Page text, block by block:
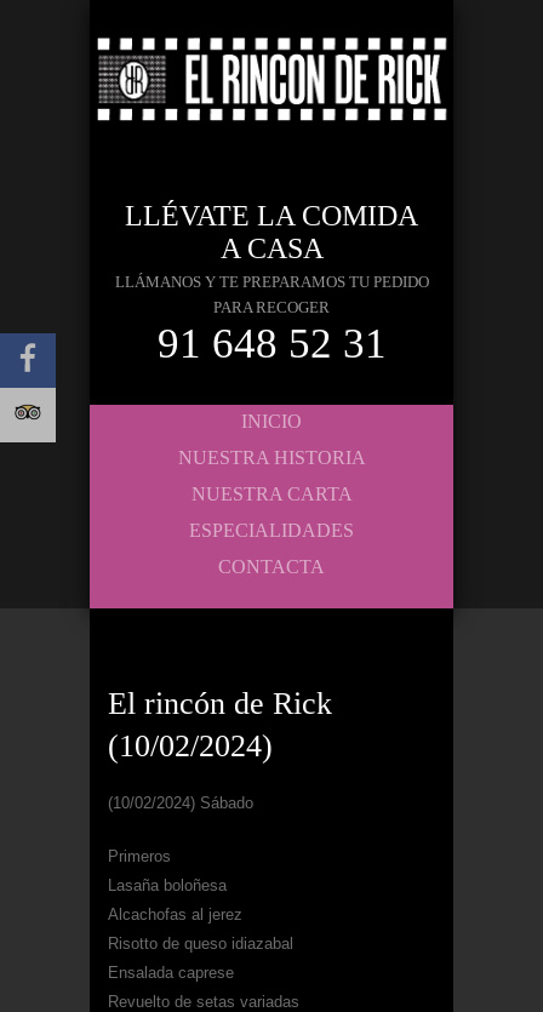
LLÉVATE LA COMIDA
A CASA
LLÁMANOS Y TE PREPARAMOS TU PEDIDO
PARA RECOGER
91 648 52 31
INICIO
NUESTRA HISTORIA
NUESTRA CARTA
ESPECIALIDADES
CONTACTA
El rincón de Rick
(10/02/2024)
(10/02/2024) Sábado
Primeros
Lasaña boloñesa
Alcachofas al jerez
Risotto de queso idiazabal
Ensalada caprese
Revuelto de setas variadas